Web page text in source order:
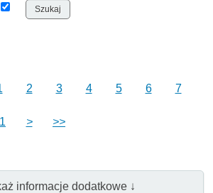
2 3 4 5 6 7
> >>
informacje dodatkowe ↓